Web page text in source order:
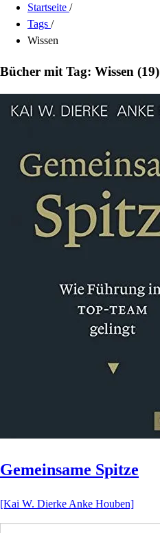
Startseite /
Tags /
Wissen
Bücher mit Tag: Wissen (19)
Gemeinsame Spitze
[Kai W. Dierke Anke Houben]